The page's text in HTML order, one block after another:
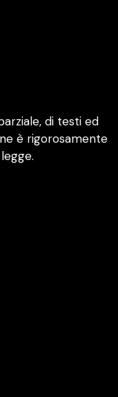
di testi ed
è rigorosamente